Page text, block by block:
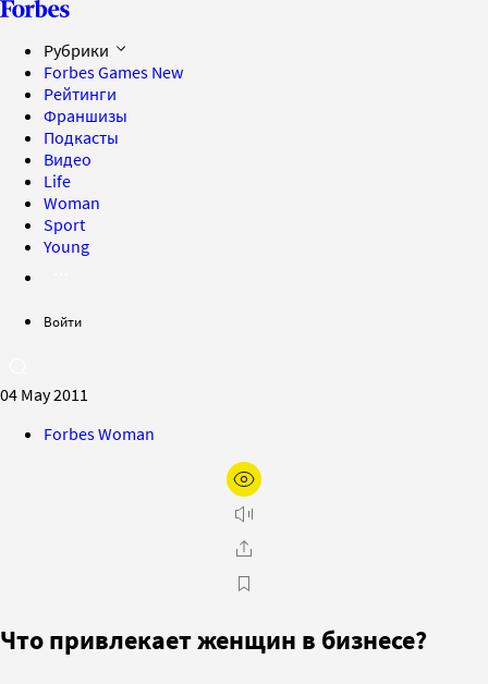
Рубрики
Forbes Games New
Рейтинги
Франшизы
Подкасты
Видео
Life
Woman
Sport
Young
Войти
04 May 2011
Forbes Woman
Что привлекает женщин в бизнесе?